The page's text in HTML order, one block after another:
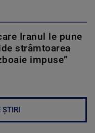
Iranul le pune
strâmtoarea
impuse”